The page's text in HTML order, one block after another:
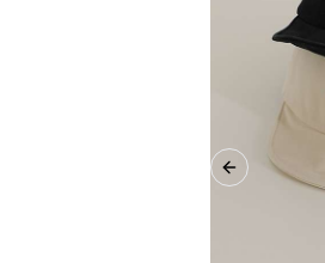
Previous slide